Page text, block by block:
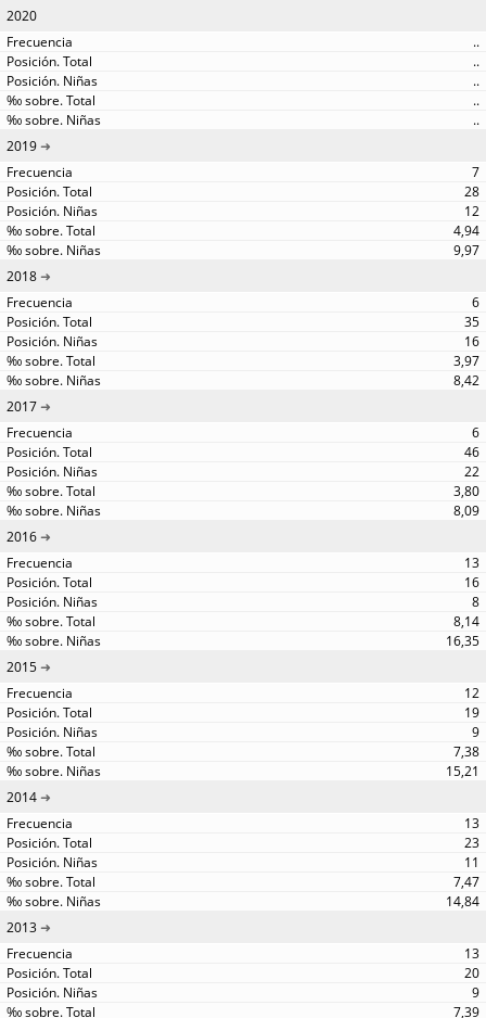
2020
..
..
..
..
..
2019
7
28
12
4,94
9,97
2018
6
35
16
3,97
8,42
2017
6
46
22
3,80
8,09
2016
13
16
8
8,14
16,35
2015
12
19
9
7,38
15,21
2014
13
23
11
7,47
14,84
2013
13
20
9
7,39